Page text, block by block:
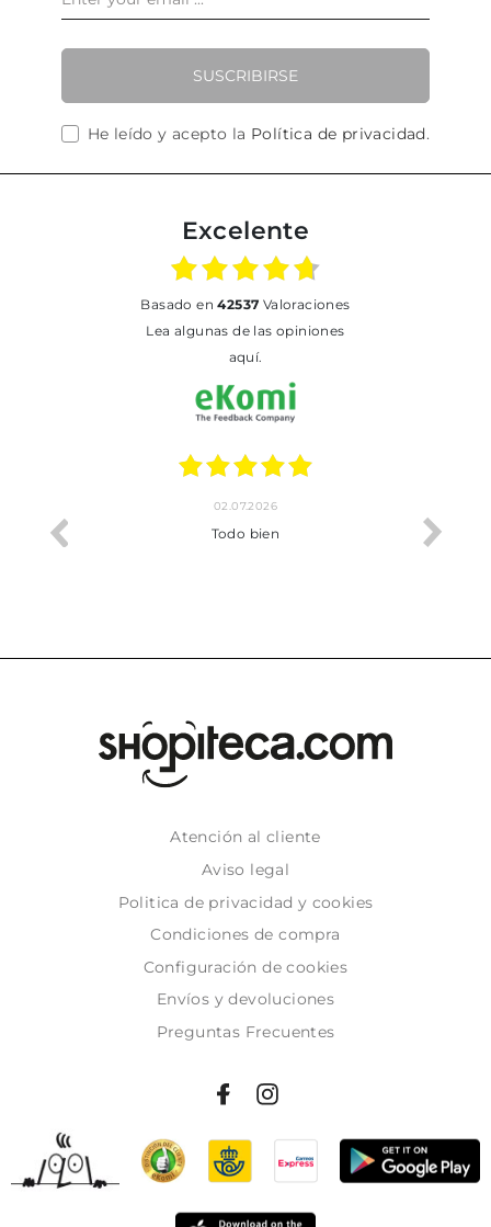
SUSCRIBIRSE
He leído y acepto la Política de privacidad.
Excelente
basado en42537 Valoraciones
Lea algunas de las opiniones
aquí.
02.07.2026
Todo bien
Atención al cliente
Aviso legal
Politica de privacidad y cookies
Condiciones de compra
Configuración de cookies
Envíos y devoluciones
Preguntas Frecuentes